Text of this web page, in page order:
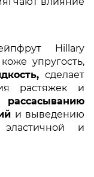
Hillary
упругость,
сделает
растяжек и
рассасыванию
и выведению
и